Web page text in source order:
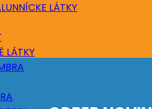
LÁTKY
LÁTKY